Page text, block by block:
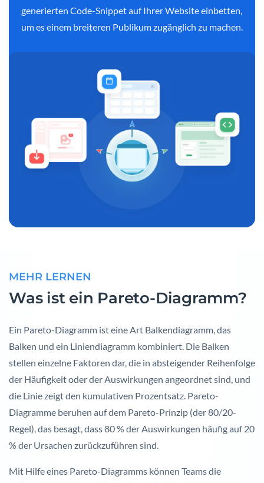
generierten Code-Snippet auf Ihrer Website einbetten,
um es einem breiteren Publikum zugänglich zu machen.
MEHR LERNEN
Was ist ein Pareto-Diagramm?
Ein Pareto-Diagramm ist eine Art Balkendiagramm, das
Balken und ein Liniendiagramm kombiniert. Die Balken
stellen einzelne Faktoren dar, die in absteigender Reihenfolge
der Häufigkeit oder der Auswirkungen angeordnet sind, und
die Linie zeigt den kumulativen Prozentsatz. Pareto-
Diagramme beruhen auf dem Pareto-Prinzip (der 80/20-
Regel), das besagt, dass 80 % der Auswirkungen häufig auf 20
% der Ursachen zurückzuführen sind.
Mit Hilfe eines Pareto-Diagramms können Teams die